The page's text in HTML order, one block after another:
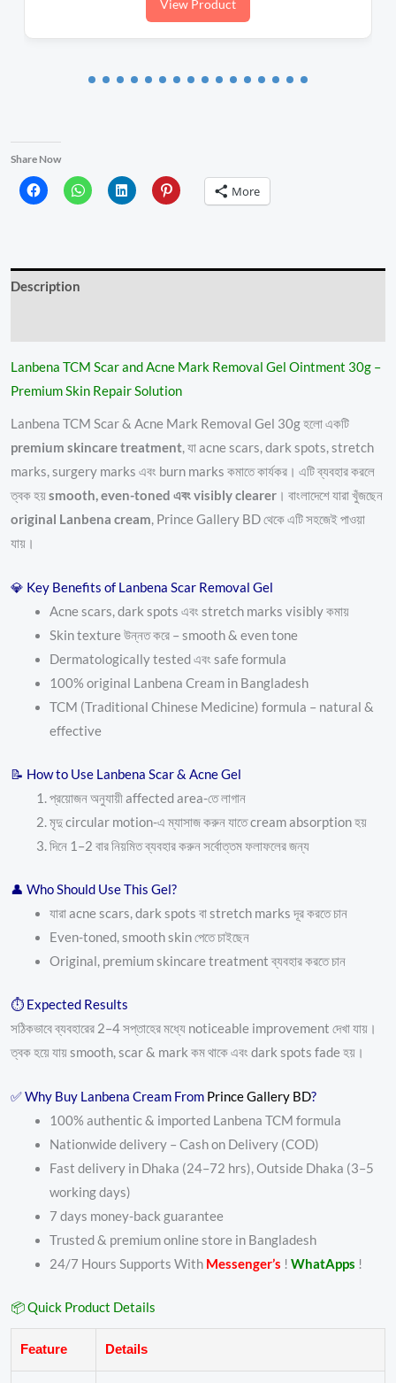
Share Now
More
Description
Lanbena TCM Scar and Acne Mark Removal Gel Ointment 30g –
Premium Skin Repair Solution
Lanbena TCM Scar & Acne Mark Removal Gel 30g হলো একটি
premium skincare treatment, যা acne scars, dark spots, stretch
marks, surgery marks এবং burn marks কমাতে কার্যকর। এটি ব্যবহার করলে
ত্বক হয়smooth, even-toned এবং visibly clearer । বাংলাদেশে যারা খুঁজছেন
original Lanbena cream, Prince Gallery BD থেকে এটি সহজেই পাওয়া
যায়।
💎 Key Benefits of Lanbena Scar Removal Gel
Acne scars, dark spots এবং stretch marks visibly কমায়
Skin texture উন্নত করে – smooth & even tone
Dermatologically tested এবং safe formula
100% original Lanbena Cream in Bangladesh
TCM (Traditional Chinese Medicine) formula – natural &
effective
📝 How to Use Lanbena Scar & Acne Gel
প্রয়োজন অনুযায়ী affected area-তে লাগান
মৃদু circular motion-এ ম্যাসাজ করুন যাতে cream absorption হয়
দিনে 1–2 বার নিয়মিত ব্যবহার করুন সর্বোত্তম ফলাফলের জন্য
👤 Who Should Use This Gel?
যারা acne scars, dark spots বা stretch marks দূর করতে চান
Even-toned, smooth skin পেতে চাইছেন
Original, premium skincare treatment ব্যবহার করতে চান
⏱ Expected Results
সঠিকভাবে ব্যবহারের 2–4 সপ্তাহের মধ্যে noticeable improvement দেখা যায়।
ত্বক হয়ে যায় smooth, scar & mark কম থাকে এবং dark spots fade হয়।
✅ Why Buy Lanbena Cream From Prince Gallery BD?
100% authentic & imported Lanbena TCM formula
Nationwide delivery – Cash on Delivery (COD)
Fast delivery in Dhaka (24–72 hrs), Outside Dhaka (3–5
working days)
7 days money-back guarantee
Trusted & premium online store in Bangladesh
24/7 Hours Supports With Messenger’s ! WhatApps !
📦 Quick Product Details
Feature Details